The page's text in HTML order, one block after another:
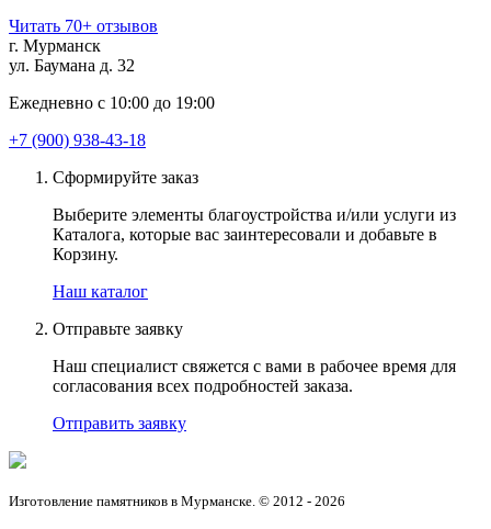
Читать 70+ отзывов
г. Мурманск
ул. Баумана д. 32
Ежедневно с 10:00 до 19:00
+7 (900) 938-43-18
Сформируйте заказ
Выберите элементы благоустройства и/или услуги из
Каталога, которые вас заинтересовали и добавьте в
Корзину.
Наш каталог
Отправьте заявку
Наш специалист свяжется с вами в рабочее время для
согласования всех подробностей заказа.
Отправить заявку
Изготовление памятников в Мурманске. © 2012 - 2026